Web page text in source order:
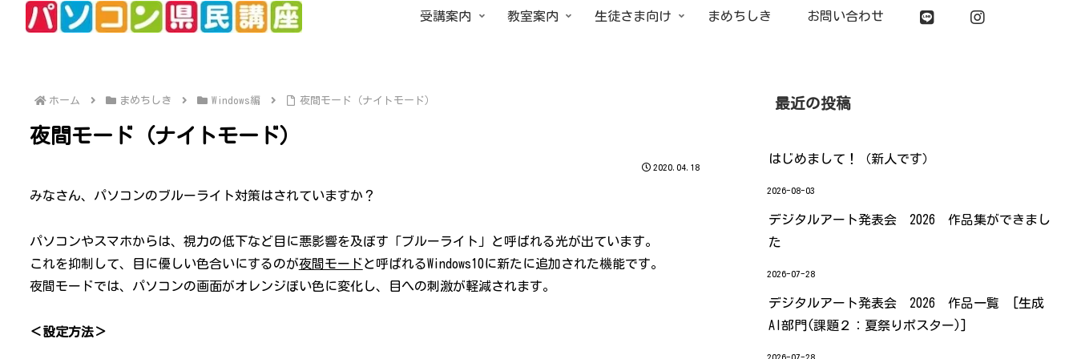
受講案内 教室案内 生徒さま向け まめちしき お問い合わせ
ホーム まめちしき Windows編 夜間モード（ナイトモード）
夜間モード（ナイトモード）
2020.04.18
みなさん、パソコンのブルーライト対策はされていますか？
パソコンやスマホからは、視力の低下など目に悪影響を及ぼす「ブルーライト」と呼ばれる光が出ています。
これを抑制して、目に優しい色合いにするのが夜間モード と呼ばれるWindows10に新たに追加された機能です。
夜間モードでは、パソコンの画面がオレンジぽい色に変化し、目への刺激が軽減されます。
＜設定方法＞
最近の投稿
はじめまして！（新人です）
2026-08-03
デジタルアート発表会 2026 作品集ができまし
た
2026-07-28
デジタルアート発表会 2026 作品一覧 [生成
AI部門(課題２：夏祭りポスター)]
2026-07-28